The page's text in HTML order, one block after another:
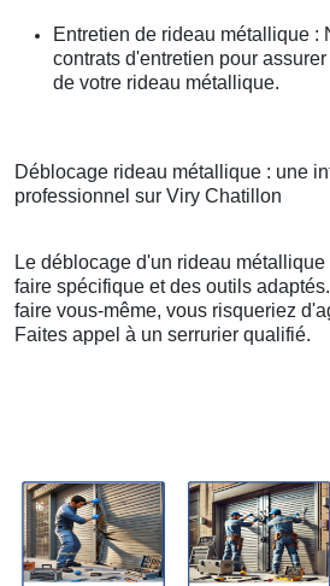
Entretien de rideau métallique :
contrats d'entretien pour
de votre rideau métallique.
Déblocage rideau métallique : une
professionnel sur Viry Chatillon
Le déblocage d'un rideau
faire spécifique et des outils
faire vous-même, vous risqueriez
Faites appel à un serrurier qualifié.